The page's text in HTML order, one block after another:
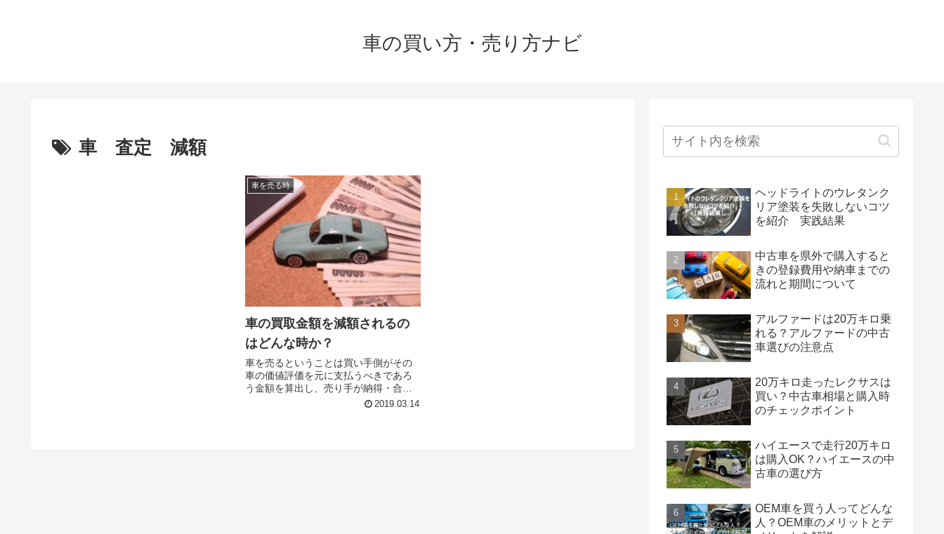
車の買い方・売り方ナビ
車 査定 減額
車を売る時
車の買取金額を減額されるの
はどんな時か？
車を売るということは買い手側がその
車の価値評価を元に支払うべきであろ
う金額を算出し、売り手が納得・合意
の元初めて売買取引が成立します。 し
2019.03.14
ヘッドライトのウレタンク
リア塗装を失敗しないコツ
を紹介 実践結果
中古車を県外で購入すると
きの登録費用や納車までの
流れと期間について
アルファードは20万キロ乗
れる？アルファードの中古
車選びの注意点
20万キロ走ったレクサスは
買い？中古車相場と購入時
のチェックポイント
ハイエースで走行20万キロ
は購入OK？ハイエースの中
古車の選び方
OEM車を買う人ってどんな
人？OEM車のメリットとデ